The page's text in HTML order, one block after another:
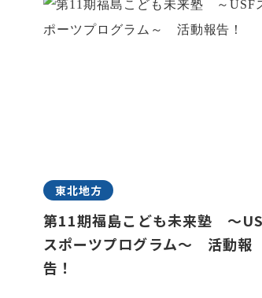
東北地方
第11期福島こども未来塾 ～
スポーツプログラム～ 活動報
告！